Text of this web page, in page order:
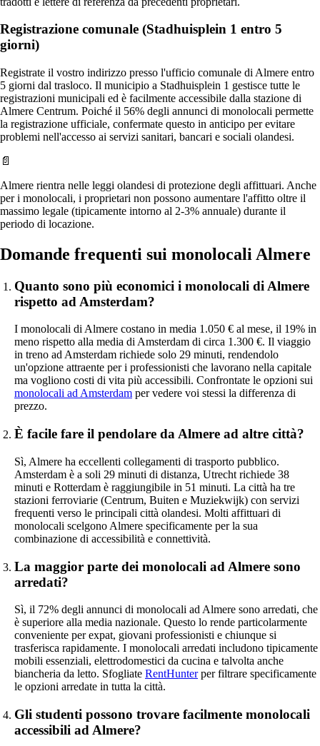
Registrazione comunale (Stadhuisplein 1 entro 5
giorni)
Registrate il vostro indirizzo presso l'ufficio comunale di Almere entro
5 giorni dal trasloco. Il municipio a Stadhuisplein 1 gestisce tutte le
registrazioni municipali ed è facilmente accessibile dalla stazione di
Almere Centrum. Poiché il 56% degli annunci di monolocali permette
la registrazione ufficiale, confermate questo in anticipo per evitare
problemi nell'accesso ai servizi sanitari, bancari e sociali olandesi.
📄
Almere rientra nelle leggi olandesi di protezione degli affittuari. Anche
per i monolocali, i proprietari non possono aumentare l'affitto oltre il
massimo legale (tipicamente intorno al 2-3% annuale) durante il
periodo di locazione.
Domande frequenti sui monolocali Almere
Quanto sono più economici i monolocali di Almere
rispetto ad Amsterdam?
I monolocali di Almere costano in media 1.050 € al mese, il 19% in
meno rispetto alla media di Amsterdam di circa 1.300 €. Il viaggio
in treno ad Amsterdam richiede solo 29 minuti, rendendolo
un'opzione attraente per i professionisti che lavorano nella capitale
ma vogliono costi di vita più accessibili. Confrontate le opzioni sui
monolocali ad Amsterdam per vedere voi stessi la differenza di
prezzo.
È facile fare il pendolare da Almere ad altre città?
Sì, Almere ha eccellenti collegamenti di trasporto pubblico.
Amsterdam è a soli 29 minuti di distanza, Utrecht richiede 38
minuti e Rotterdam è raggiungibile in 51 minuti. La città ha tre
stazioni ferroviarie (Centrum, Buiten e Muziekwijk) con servizi
frequenti verso le principali città olandesi. Molti affittuari di
monolocali scelgono Almere specificamente per la sua
combinazione di accessibilità e connettività.
La maggior parte dei monolocali ad Almere sono
arredati?
Sì, il 72% degli annunci di monolocali ad Almere sono arredati, che
è superiore alla media nazionale. Questo lo rende particolarmente
conveniente per expat, giovani professionisti e chiunque si
trasferisca rapidamente. I monolocali arredati includono tipicamente
mobili essenziali, elettrodomestici da cucina e talvolta anche
biancheria da letto. Sfogliate RentHunterper filtrare specificamente
le opzioni arredate in tutta la città.
Gli studenti possono trovare facilmente monolocali
accessibili ad Almere?